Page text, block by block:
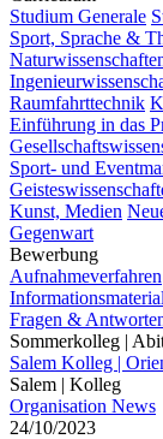
Studium Generale
Sport, Sprache &
Raumfahrttechnik
Einführung in das
Sport- und
Kunst, Medien
Gegenwart
Bewerbung
Aufnahmeverfahren
Informationsmaterial
Fragen &
Sommerkolleg |
Salem Kolleg |
Salem | Kolleg
Organisation News
24/10/2023